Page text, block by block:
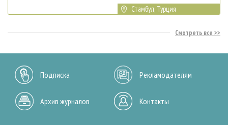
Стамбул, Турция
Смотреть все
Подписка Рекламодателям
Архив журналов Контакты